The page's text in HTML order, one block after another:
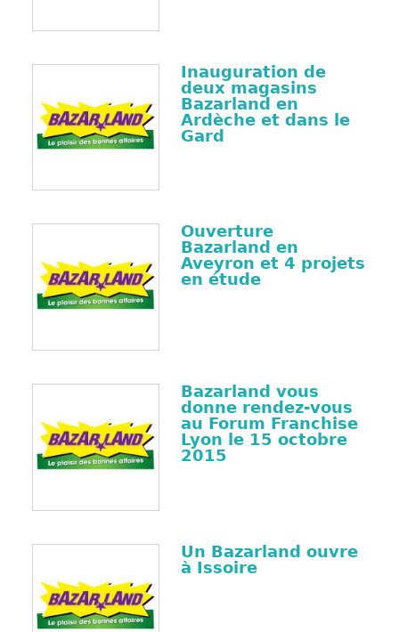
Inauguration de
deux magasins
Bazarland en
Ardèche et dans le
Gard
Ouverture
Bazarland en
Aveyron et 4 projets
en étude
Bazarland vous
donne rendez-vous
au Forum Franchise
Lyon le 15 octobre
2015
Un Bazarland ouvre
à Issoire